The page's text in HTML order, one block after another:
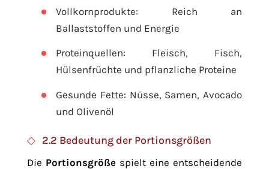
Vollkornprodukte: Reich an
Ballaststoffen und Energie
Proteinquellen: Fleisch, Fisch,
Hülsenfrüchte und pflanzliche Proteine
Gesunde Fette: Nüsse, Samen, Avocado
und Olivenöl
2.2 Bedeutung der Portionsgrößen
Die Portionsgröße spielt eine entscheidende